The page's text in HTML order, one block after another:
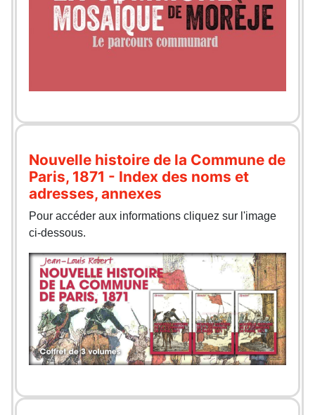
Nouvelle histoire de la Commune de
Paris, 1871 - Index des noms et
adresses, annexes
Pour accéder aux informations cliquez sur l'image
ci-dessous.